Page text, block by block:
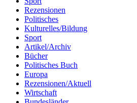
Rezensionen
Politisches
Kulturelles/Bildung
Sport
Artikel/Archiv
Bücher
Politisches Buch
Europa
Rezensionen/Aktuell
Wirtschaft